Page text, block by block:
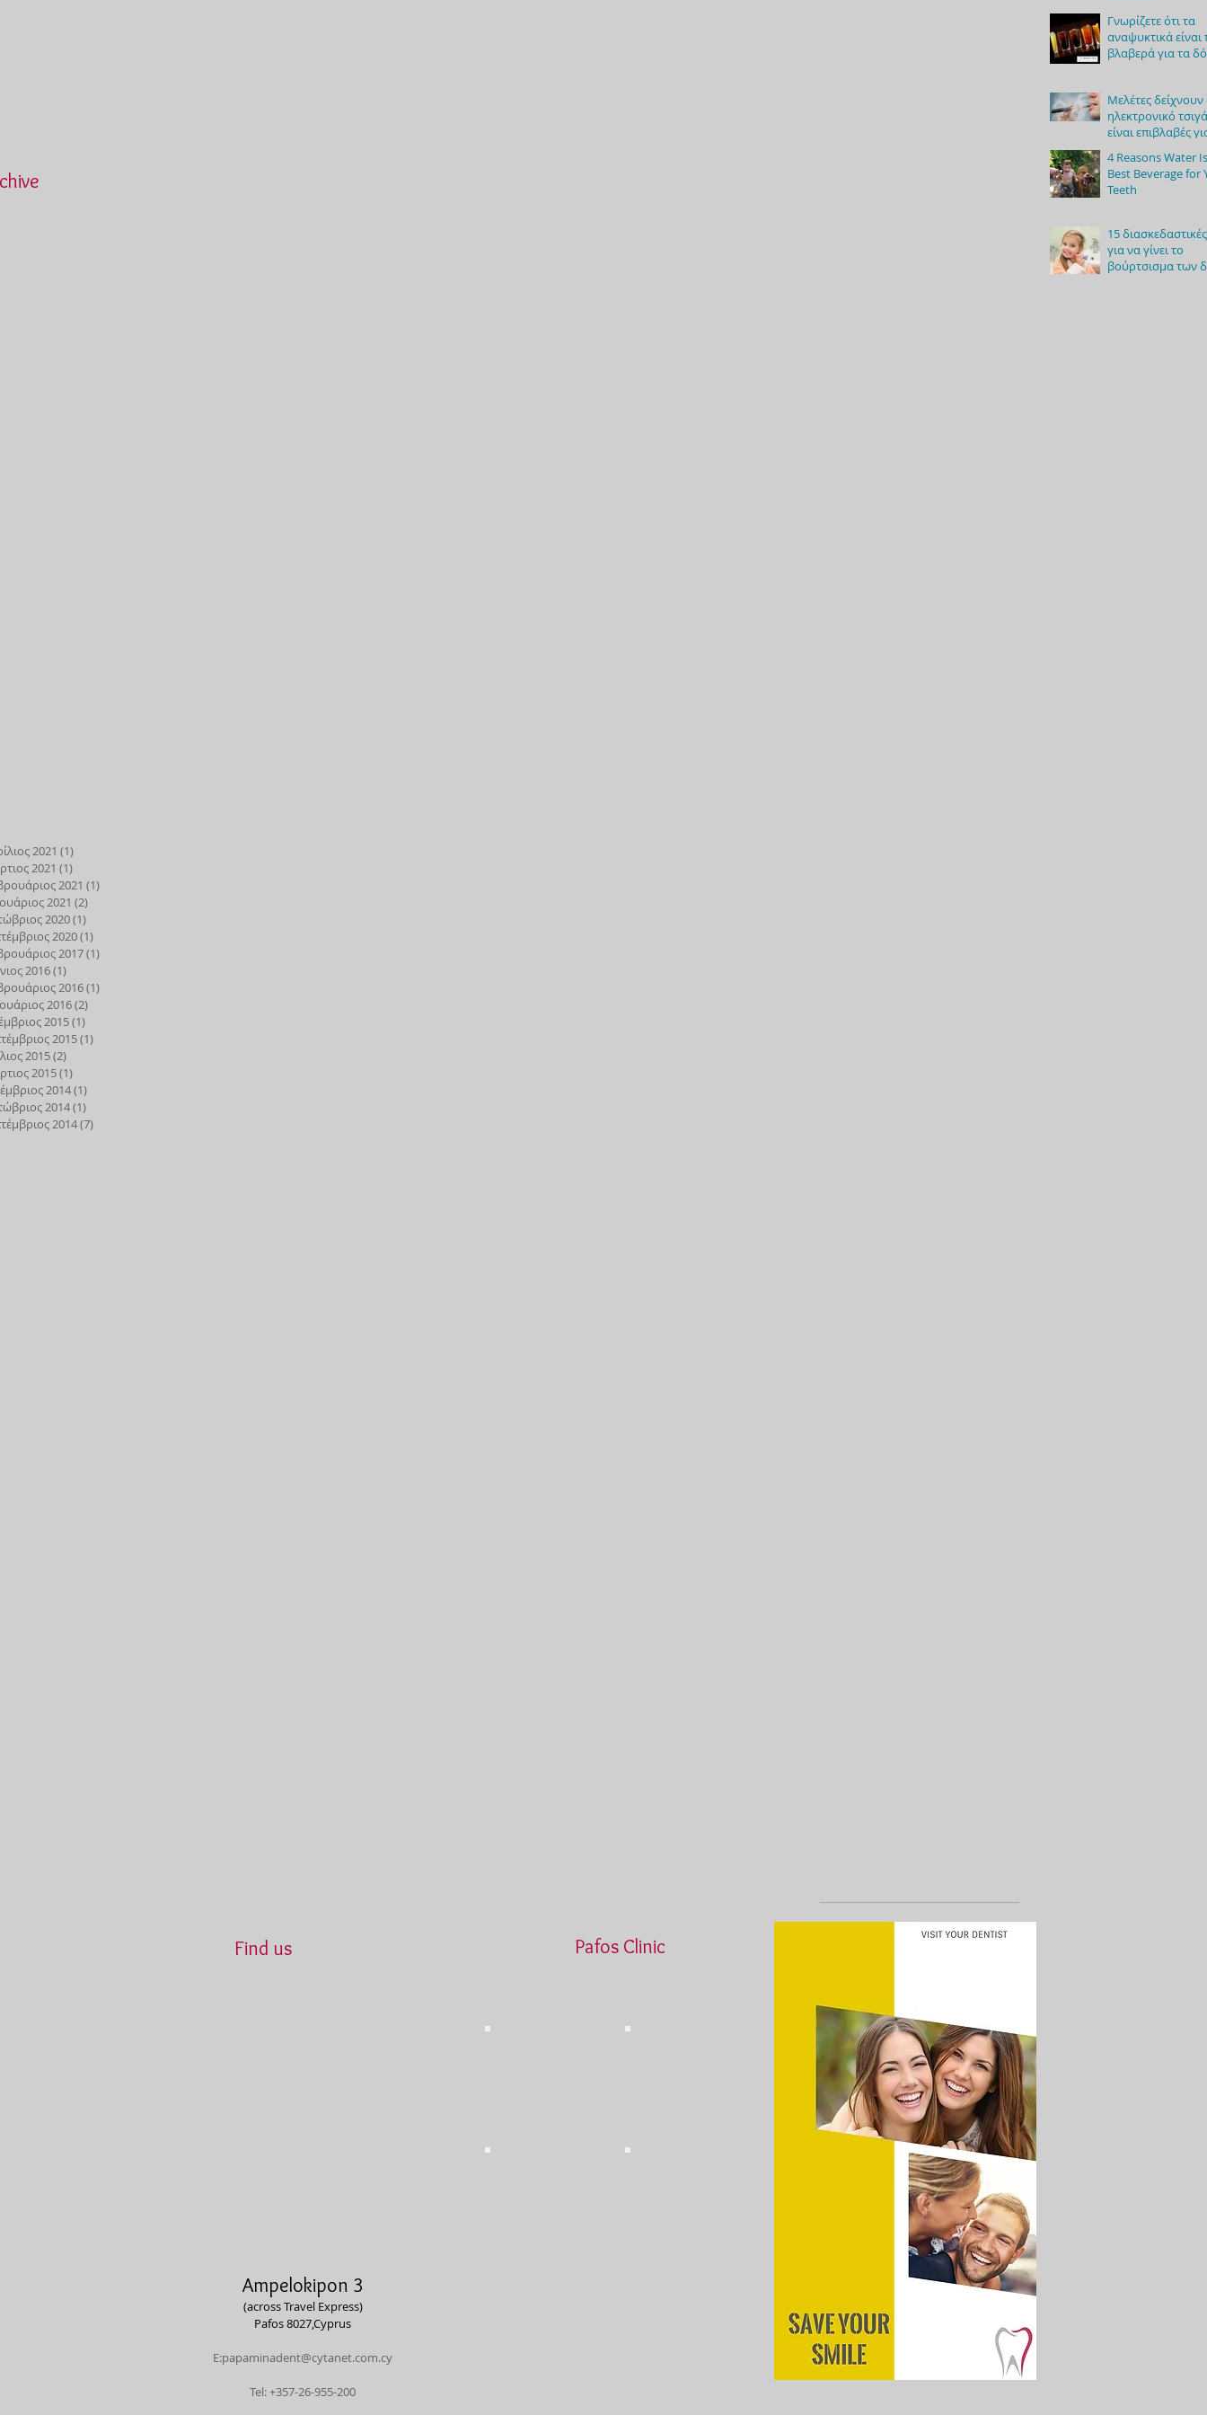
Γνωρίζετε ότι τα
αναψυκτικά
βλαβερά για τα
Μελέτες δείχνουν
ηλεκτρονικό
είναι επιβλαβές
4 Reasons Water
Best Beverage for
Teeth
15
για να γίνει το
βούρτσισμα των
2021 (1)
2021 (1)
2021 (1)
2021 (2)
2020(1)
2020(1)
2017(1)
2016(1)
2016(1)
2016(2)
2015(1)
2015(1)
2015(2)
2015(1)
2014(1)
2014(1)
2014(7)
Find us
Ampelokipon 3
(across Travel Express)
Pafos 8027,Cyprus
E:papaminadent@cytanet.com.cy
Tel: +357-26-955-200
Pafos Clinic